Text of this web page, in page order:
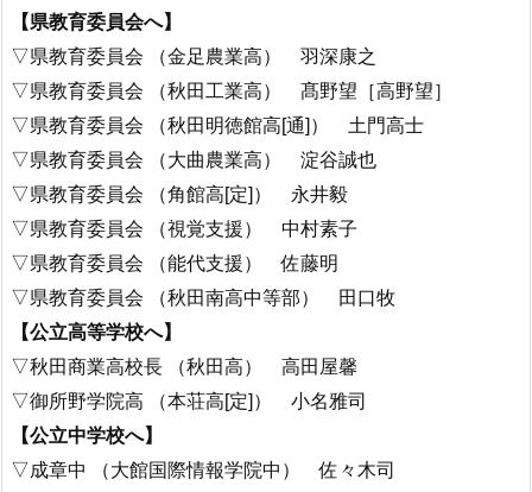
【県教育委員会へ】
▽県教育委員会 （金足農業高） 羽深康之
▽県教育委員会 （秋田工業高） 髙野望［高野望］
▽県教育委員会 （秋田明徳館高[通]） 土門高士
▽県教育委員会 （大曲農業高） 淀谷誠也
▽県教育委員会 （角館高[定]） 永井毅
▽県教育委員会 （視覚支援） 中村素子
▽県教育委員会 （能代支援） 佐藤明
▽県教育委員会 （秋田南高中等部） 田口牧
【公立高等学校へ】
▽秋田商業高校長 （秋田高） 高田屋馨
▽御所野学院高 （本荘高[定]） 小名雅司
【公立中学校へ】
▽成章中 （大館国際情報学院中） 佐々木司